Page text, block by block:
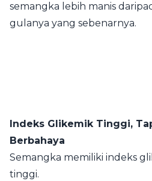
semangka lebih manis
gulanya yang sebenarnya.
Indeks Glikemik Tinggi,
Berbahaya
Semangka memiliki indeks
tinggi.